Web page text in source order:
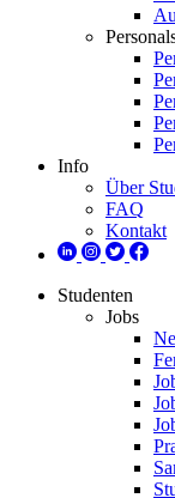
Info
Über
FAQ
Kontakt
Studenten
Jobs